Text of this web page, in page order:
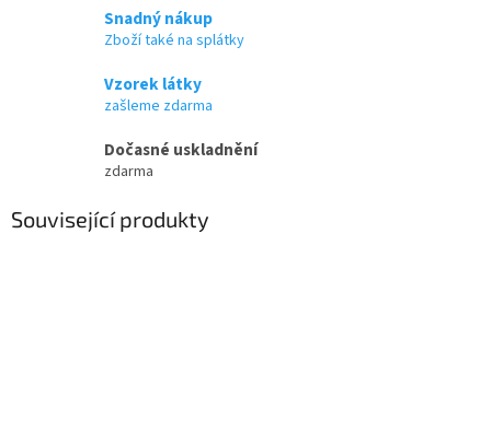
Snadný nákup
Zboží také na splátky
Vzorek látky
zašleme zdarma
Dočasné uskladnění
zdarma
Související produkty